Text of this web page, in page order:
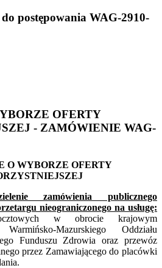
postępowania WAG-2910-
OFERTY
- ZAMÓWIENIE WAG-
O WYBORZE OFERTY
zamówienia publicznego
nieograniczonego na usługę:
w obrocie krajowym
Mazurskiego Oddziału
Funduszu Zdrowia oraz przewóz
przez Zamawiającego do placówki